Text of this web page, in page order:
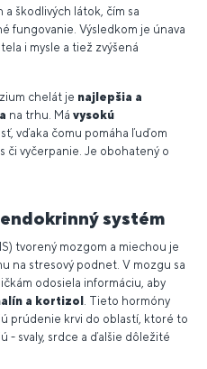
škodlivých látok, čím sa
fungovanie. Výsledkom je únava
i mysle a tiež zvýšená
chelát je najlepšia a
na trhu. Má vysokú
vďaka čomu pomáha ľuďom
či vyčerpanie. Je obohatený o
systém
tvorený mozgom a miechou je
na stresový podnet. V mozgu sa
odosiela informáciu, aby
a kortizol
. Tieto hormóny
prúdenie krvi do oblastí, ktoré to
- svaly, srdce a ďalšie dôležité